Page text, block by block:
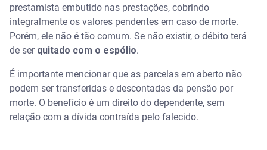
prestamista embutido nas prestações, cobrindo
integralmente os valores pendentes em caso de morte.
Porém, ele não é tão comum. Se não existir, o débito terá
de ser quitado com o espólio.
É importante mencionar que as parcelas em aberto não
podem ser transferidas e descontadas da pensão por
morte. O benefício é um direito do dependente, sem
relação com a dívida contraída pelo falecido.